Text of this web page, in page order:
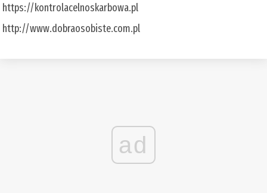
https://kontrolacelnoskarbowa.pl
http://www.dobraosobiste.com.pl
ad